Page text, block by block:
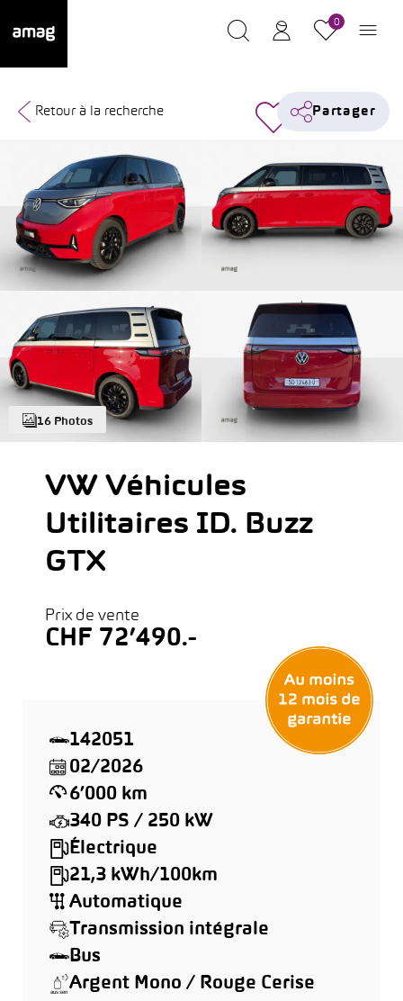
0
16 Photos
Retour à la recherche Partager
VW Véhicules
Utilitaires ID. Buzz
GTX
Prix de vente
CHF 72’490.-
142051
02/2026
6’000 km
340 PS / 250 kW
Électrique
21,3 kWh/100km
Automatique
Transmission intégrale
Bus
Argent Mono / Rouge Cerise